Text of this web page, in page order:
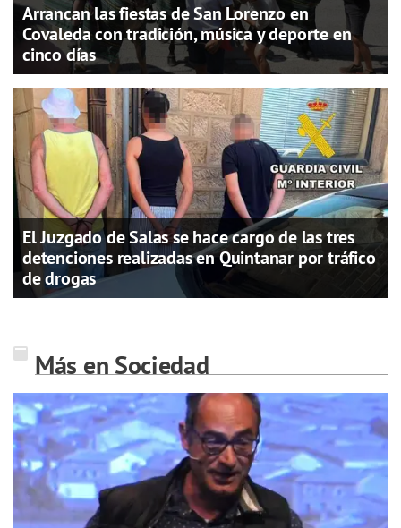
Arrancan las fiestas de San Lorenzo en
Covaleda con tradición, música y deporte en
cinco días
El Juzgado de Salas se hace cargo de las tres
detenciones realizadas en Quintanar por tráfico
de drogas
Más en Sociedad